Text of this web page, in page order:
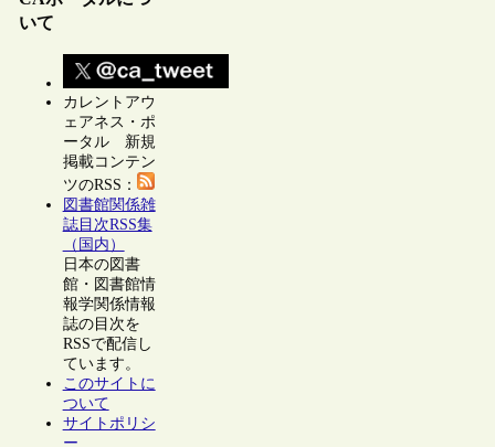
いて
カレントアウ
ェアネス・ポ
ータル 新規
掲載コンテン
ツのRSS：
図書館関係雑
誌目次RSS集
（国内）
日本の図書
館・図書館情
報学関係情報
誌の目次を
RSSで配信し
ています。
このサイトに
ついて
サイトポリシ
ー